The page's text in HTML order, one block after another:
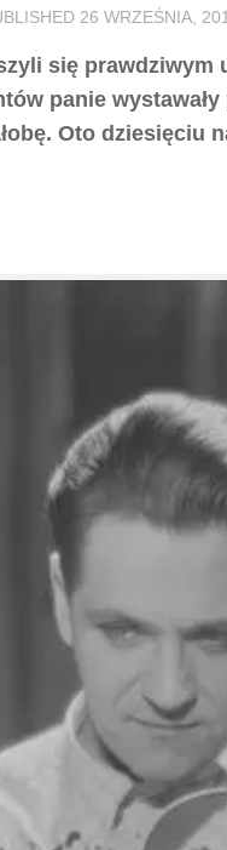
26 WRZEŚNIA,
się prawdziwym
panie
Oto dziesięciu